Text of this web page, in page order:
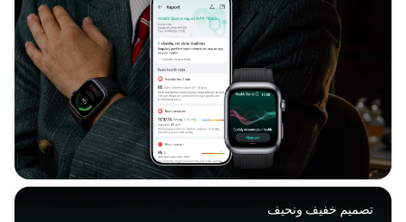
تصميم خفيف ونحيف